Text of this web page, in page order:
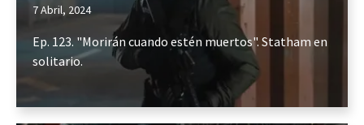
7 Abril, 2024
Ep. 123. "Morirán cuando estén muertos". Statham en
solitario.